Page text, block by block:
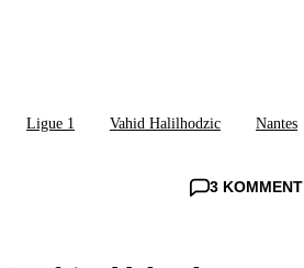
Ligue 1 Vahid Halilhodzic Nantes
3 KOMMENT